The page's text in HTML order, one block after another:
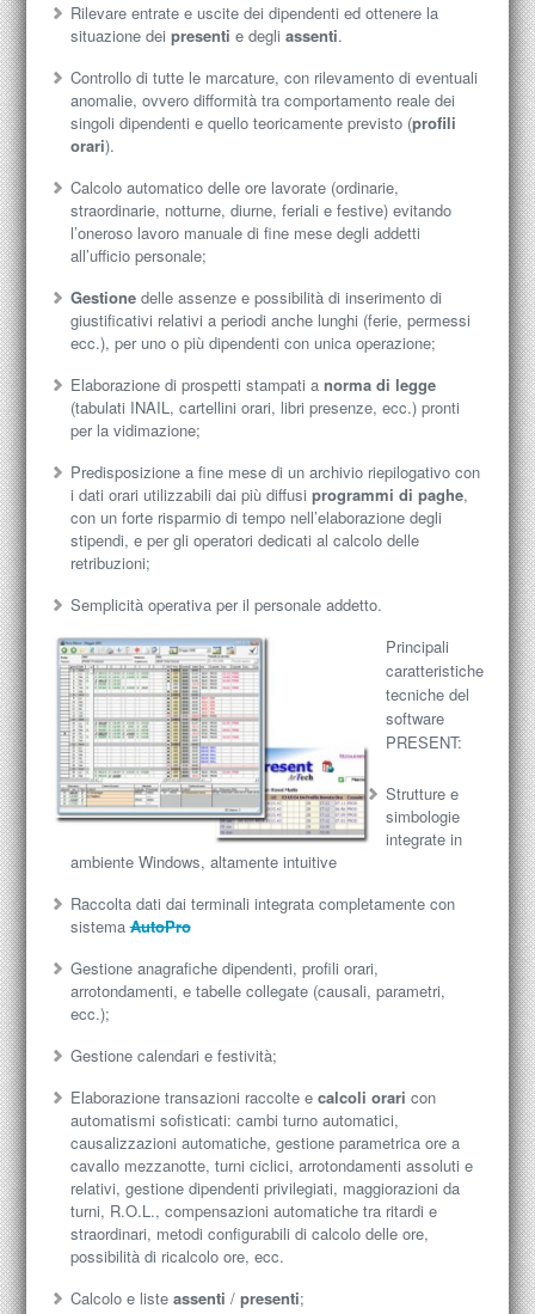
Rilevare entrate e uscite dei dipendenti ed ottenere la
situazione dei presenti e degli assenti.
Controllo di tutte le marcature, con rilevamento di eventuali
anomalie, ovvero difformità tra comportamento reale dei
singoli dipendenti e quello teoricamente previsto (profili
orari).
Calcolo automatico delle ore lavorate (ordinarie,
straordinarie, notturne, diurne, feriali e festive) evitando
l’oneroso lavoro manuale di fine mese degli addetti
all’ufficio personale;
Gestionedelle assenze e possibilità di inserimento di
giustificativi relativi a periodi anche lunghi (ferie, permessi
ecc.), per uno o più dipendenti con unica operazione;
Elaborazione di prospetti stampati a norma di legge
(tabulati INAIL, cartellini orari, libri presenze, ecc.) pronti
per la vidimazione;
Predisposizione a fine mese di un archivio riepilogativo con
i dati orari utilizzabili dai più diffusi programmi di paghe,
con un forte risparmio di tempo nell’elaborazione degli
stipendi, e per gli operatori dedicati al calcolo delle
retribuzioni;
Semplicità operativa per il personale addetto.
Principali
caratteristiche
tecniche del
software
PRESENT:
Strutture e
simbologie
integrate in
ambiente Windows, altamente intuitive
Raccolta dati dai terminali integrata completamente con
sistemaAutoPro
Gestione anagrafiche dipendenti, profili orari,
arrotondamenti, e tabelle collegate (causali, parametri,
ecc.);
Gestione calendari e festività;
Elaborazione transazioni raccolte ecalcoli orari con
automatismi sofisticati: cambi turno automatici,
causalizzazioni automatiche, gestione parametrica ore a
cavallo mezzanotte, turni ciclici, arrotondamenti assoluti e
relativi, gestione dipendenti privilegiati, maggiorazioni da
turni, R.O.L., compensazioni automatiche tra ritardi e
straordinari, metodi configurabili di calcolo delle ore,
possibilità di ricalcolo ore, ecc.
Calcolo e liste assenti / presenti;